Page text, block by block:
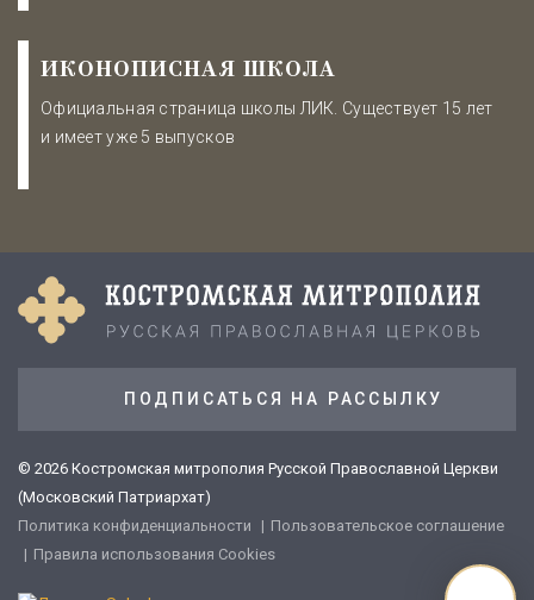
ИКОНОПИСНАЯ ШКОЛА
Официальная страница школы ЛИК. Существует 15 лет
и имеет уже 5 выпусков
ПОДПИСАТЬСЯ НА РАССЫЛКУ
© 2026 Костромская митрополия Русской Православной Церкви
(Московский Патриархат)
Политика конфиденциальности
Пользовательское соглашение
Правила использования Cookies